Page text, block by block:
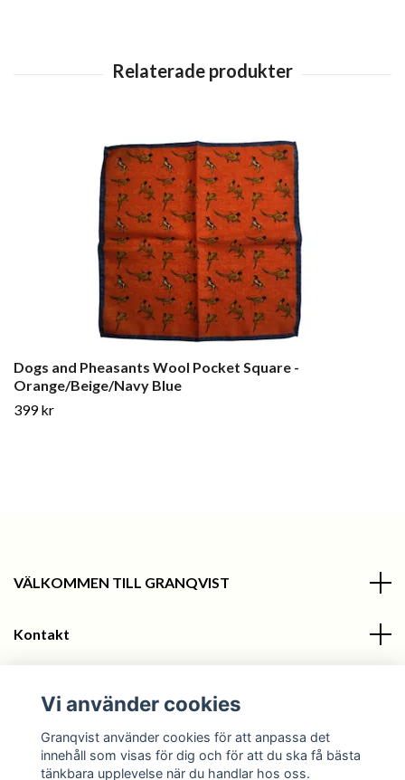
Dogs and Pheasants Wool Pocket Square -
Orange/Beige/Navy Blue
399 kr
VÄLKOMMEN TILL GRANQVIST
Kontakt
Sociala medier
Vi använder cookies
Granqvist använder cookies för att anpassa det
innehåll som visas för dig och för att du ska få bästa
tänkbara upplevelse när du handlar hos oss.